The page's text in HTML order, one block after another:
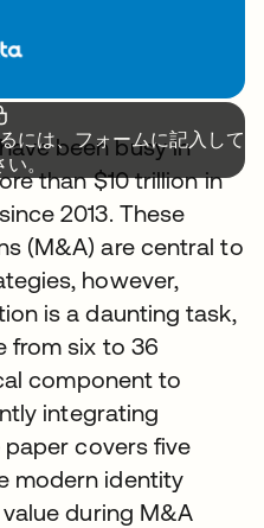
には、フォームに記入して
。
been busy in
than $10 trillion in
2013. These
(M&A) are central to
however,
is a daunting task,
from six to 36
component to
integrating
covers five
modern identity
during M&A